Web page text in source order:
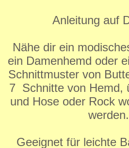
Anleitung auf
Nähe dir ein
ein Damenhemd oder
Schnittmuster von
7 Schnitte von Hemd,
und Hose oder Rock
werden.
Geeignet für leichte